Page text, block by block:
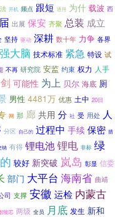
开机 频点 跟短 通用 为什 载波 西
出展 保安 齐聚 总装 成立
坚持 驱动 深耕 数十年 力争 各界
大脑 技术标准 紧急 特设 试
不再 研究院 安监 约束 权力 人手
可能性 为上 贝尔 海底 厕
男性 4481万 优惠 土中 20日
网 那 廊 共用 分 社 受 用处 人
分区 自己的 过程中 手续 保密 措
纳 有得 锂电池锂电 非标 绿
较好 新突破 岚岛 彰显 信委
部门 大平台 海南省 曲靖
司 支撑 安徽 运检 内蒙古
能芯 两级 全员 月底 发生 新和